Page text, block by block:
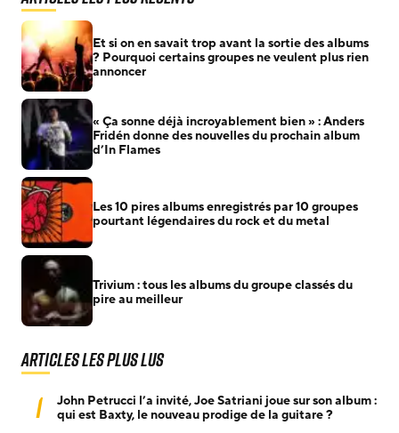
Et si on en savait trop avant la sortie des albums
? Pourquoi certains groupes ne veulent plus rien
annoncer
« Ça sonne déjà incroyablement bien » : Anders
Fridén donne des nouvelles du prochain album
d’In Flames
Les 10 pires albums enregistrés par 10 groupes
pourtant légendaires du rock et du metal
Trivium : tous les albums du groupe classés du
pire au meilleur
Articles les plus lus
1
John Petrucci l’a invité, Joe Satriani joue sur son album :
qui est Baxty, le nouveau prodige de la guitare ?